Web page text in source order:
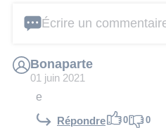
Écrire un
Bonaparte
01 juin 2021
e
Répondre 0 0